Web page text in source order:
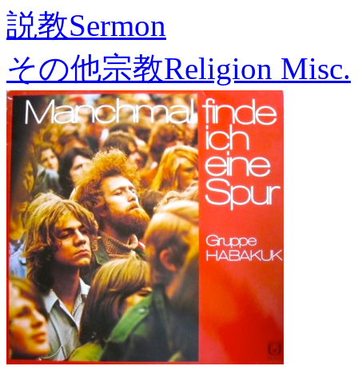
説教Sermon
その他宗教Religion Misc.